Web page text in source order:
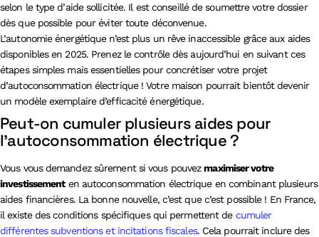
selon le type d’aide sollicitée. Il est conseillé de soumettre votre dossier
dès que possible pour éviter toute déconvenue.
L’autonomie énergétique n’est plus un rêve inaccessible grâce aux aides
disponibles en 2025. Prenez le contrôle dès aujourd’hui en suivant ces
étapes simples mais essentielles pour concrétiser votre projet
d’autoconsommation électrique ! Votre maison pourrait bientôt devenir
un modèle exemplaire d’efficacité énergétique.
Peut-on cumuler plusieurs aides pour
l’autoconsommation électrique ?
Vous vous demandez sûrement si vous pouvezmaximiser votre
investissementen autoconsommation électrique en combinant plusieurs
aides financières. La bonne nouvelle, c’est que c’est possible ! En France,
il existe des conditions spécifiques qui permettent de cumuler
différentes subventions et incitations fiscales. Cela pourrait inclure des